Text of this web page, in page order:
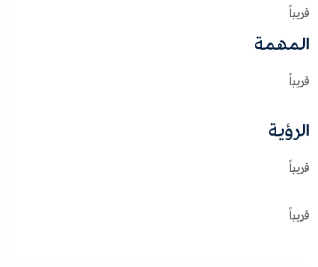
قريباً
المهمة
قريباً
الرؤية
قريباً
قريباً